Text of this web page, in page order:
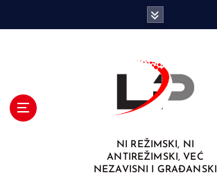
NI REŽIMSKI, NI
ANTIREŽIMSKI, VEĆ
NEZAVISNI I GRAĐANSKI